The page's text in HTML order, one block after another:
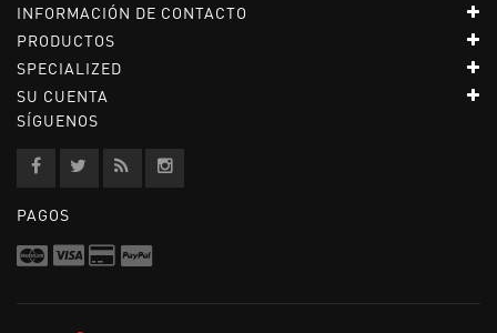
INFORMACIÓN DE CONTACTO
PRODUCTOS
SPECIALIZED
SU CUENTA
SÍGUENOS
PAGOS